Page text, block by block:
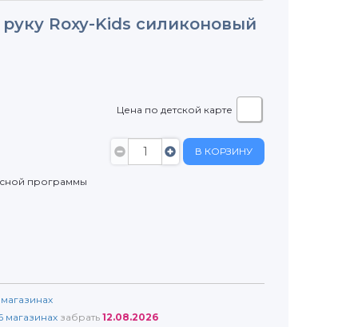
Roxy-Kids силиконовый
Цена по детской карте
В КОРЗИНУ
программы
магазинах
магазинах забрать 12.08.2026